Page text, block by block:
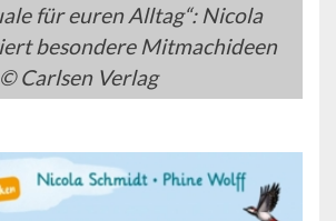
für euren Alltag“: Nicola
besondere Mitmachideen
Carlsen Verlag